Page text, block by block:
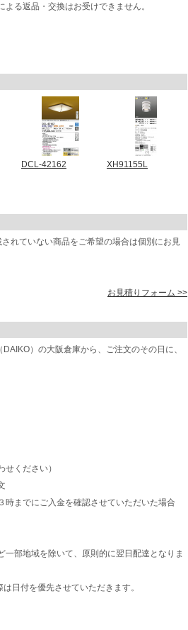
る返品・交換はお受けできません。
DCL-42162 XH91155L
れていない商品をご希望の場合は個別にお見
お見積りフォーム >>
）の大阪倉庫から、ご注文のその日に、
ください）
までにご入金を確認させていただいた場合
部地域を除いて、原則的に翌日配達となりま
日付を優先させていただきます。